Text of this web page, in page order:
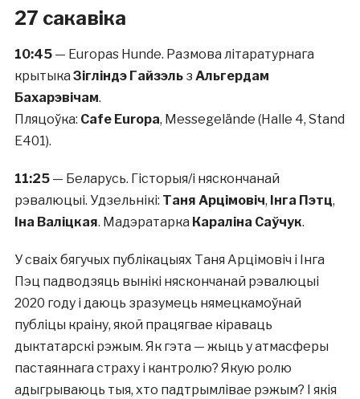
27 сакавіка
10:45— Europas Hunde. Размова літаратурнага
крытыка Зігліндэ Гайзэльз Альгердам
Бахарэвічам.
Пляцоўка: Cafe Europa, Messegelände (Halle 4, Stand
E401).
11:25— Беларусь. Гісторыя/і няскончанай
рэвалюцыі. Удзельнікі: Таня Арцімовіч, Інга Пэтц,
Іна Валіцкая. Мадэратарка Караліна Саўчук.
У сваіх бягучых публікацыях Таня Арцімовіч і Інга
Пэц падводзяць вынікі няскончанай рэвалюцыі
2020 году і даюць зразумець нямецкамоўнай
публіцы краіну, якой працягвае кіраваць
дыктатарскі рэжым. Як гэта — жыць у атмасферы
пастаяннага страху і кантролю? Якую ролю
адыгрываюць тыя, хто падтрымлівае рэжым? І якія